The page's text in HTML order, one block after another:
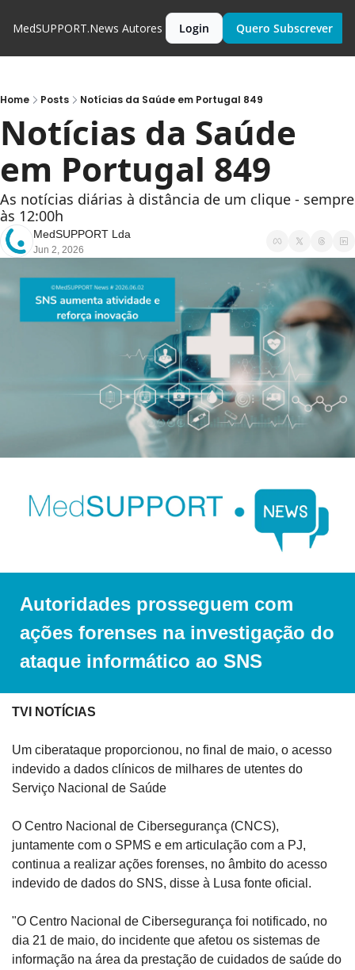
MedSUPPORT.News Autores Login Quero Subscrever
Home Posts Notícias da Saúde em Portugal 849
Notícias da Saúde
em Portugal 849
As notícias diárias à distância de um clique - sempre
às 12:00h
MedSUPPORT Lda
Jun 2, 2026
Autoridades prosseguem com
ações forenses na investigação do
ataque informático ao SNS
TVI NOTÍCIAS
Um ciberataque proporcionou, no final de maio, o acesso
indevido a dados clínicos de milhares de utentes do
Serviço Nacional de Saúde
O Centro Nacional de Cibersegurança (CNCS),
juntamente com o SPMS e em articulação com a PJ,
continua a realizar ações forenses, no âmbito do acesso
indevido de dados do SNS, disse à Lusa fonte oficial.
"O Centro Nacional de Cibersegurança foi notificado, no
dia 21 de maio, do incidente que afetou os sistemas de
informação na área da prestação de cuidados de saúde do